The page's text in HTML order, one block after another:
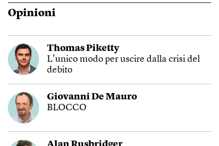
Opinioni
Thomas Piketty
L’unico modo per uscire dalla crisi del
debito
Giovanni De Mauro
BLOCCO